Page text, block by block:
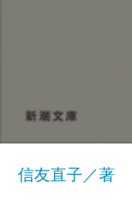
信友直子／著